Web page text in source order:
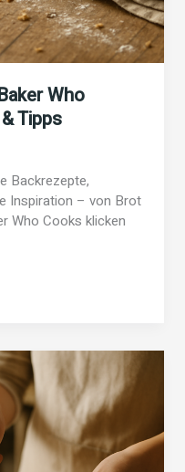
Who
Tipps
Backrezepte,
Inspiration – von Brot
Who Cooks klicken